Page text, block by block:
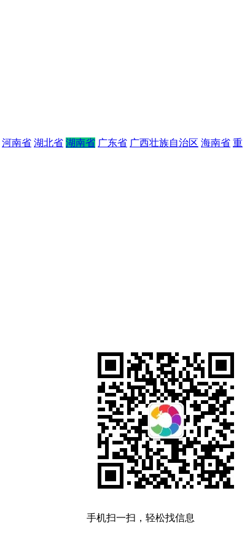
河南省 湖北省 湖南省 广东省 广西壮族自治区 海南省 重
手机扫一扫，轻松找信息